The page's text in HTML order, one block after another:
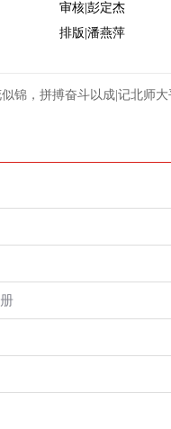
审核|彭定杰
排版|潘燕萍
，拼搏奋斗以成|记北师大平果附校2020